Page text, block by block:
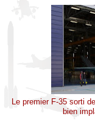
Le premier F-35 sorti
bien